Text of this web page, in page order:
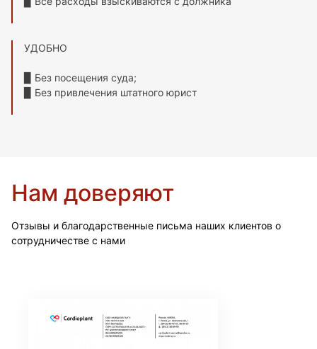
УДОБНО
▉ Без посещения суда;
▉ Без привлечения штатного юрист
Нам доверяют
Отзывы и благодарственные письма наших клиентов о
сотрудничестве с нами